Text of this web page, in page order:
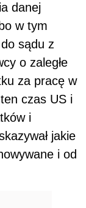
danej
w tym
sądu z
o zaległe
za pracę w
czas US i
i
jakie
i od